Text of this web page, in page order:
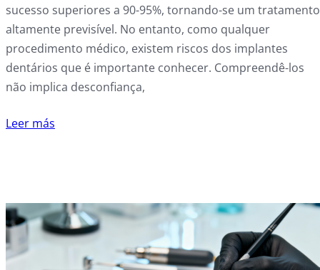
sucesso superiores a 90-95%, tornando-se um tratamento
altamente previsível. No entanto, como qualquer
procedimento médico, existem riscos dos implantes
dentários que é importante conhecer. Compreendê-los
não implica desconfiança,
Leer más